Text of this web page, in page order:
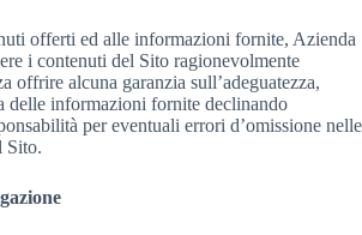
offerti ed alle informazioni fornite, Azienda
i contenuti del Sito ragionevolmente
offrire alcuna garanzia sull’adeguatezza,
delle informazioni fornite declinando
per eventuali errori d’omissione nelle
Sito.